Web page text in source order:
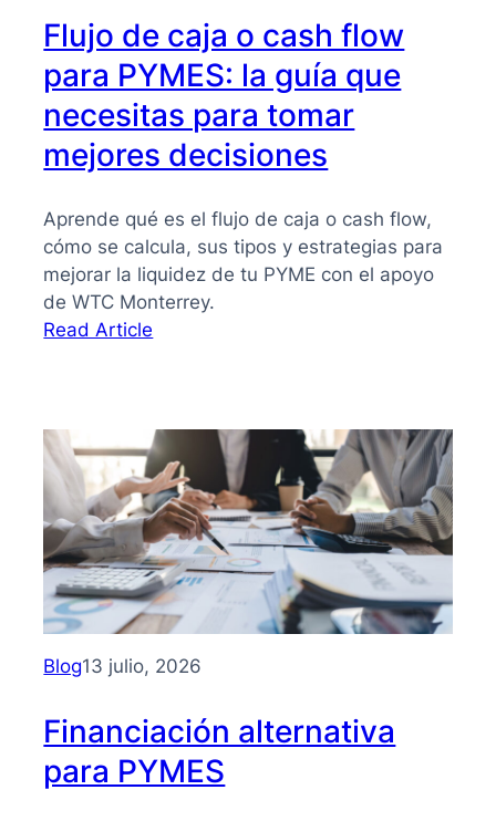
Flujo de caja o cash flow
para PYMES: la guía que
necesitas para tomar
mejores decisiones
Aprende qué es el flujo de caja o cash flow,
cómo se calcula, sus tipos y estrategias para
mejorar la liquidez de tu PYME con el apoyo
de WTC Monterrey.
Read Article
o
cash
flow
para
PYMES:
la
guía
que
necesitas
tomar
mejores
decisiones
Blog13 julio, 2026
Financiación alternativa
para PYMES